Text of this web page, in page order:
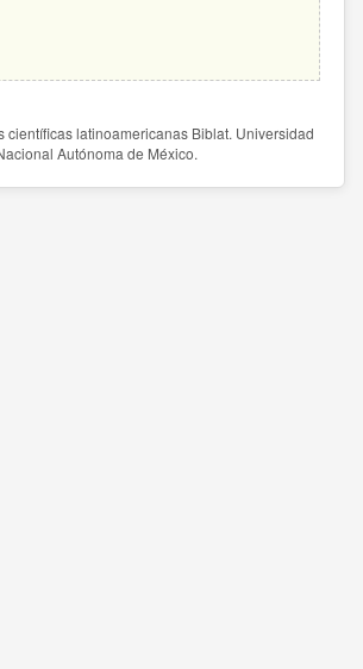
científicas latinoamericanas Biblat. Universidad
Autónoma de México.